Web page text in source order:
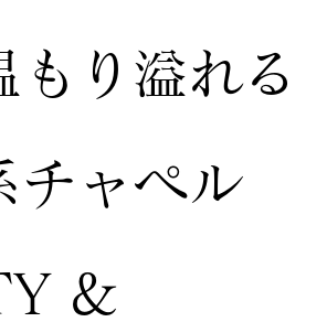
もり溢れる
チャペル
&